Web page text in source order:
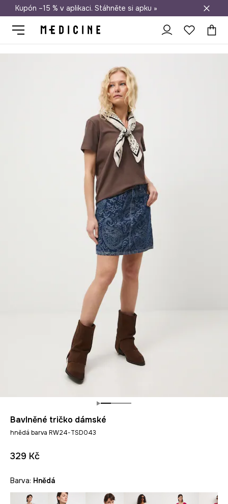
Doprava zdarma při nákupu nad 1 200 Kč
Kupón –15 % v aplikaci. Stáhněte si apku »
Bavlněné tričko dámské
hnědá barva RW24-TSD043
329 Kč
Barva: hnědá